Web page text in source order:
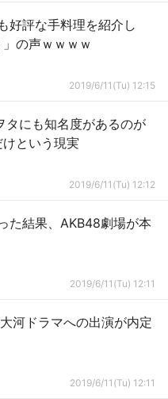
好評な手料理を紹介し
の声ｗｗｗｗ
2019/6/11(Tu) 12:15
タにも知名度があるのが
けという現実
2019/6/11(Tu) 12:12
た結果、AKB48劇場が本
2019/6/11(Tu) 12:11
河ドラマへの出演が内定
2019/6/11(Tu) 12:11